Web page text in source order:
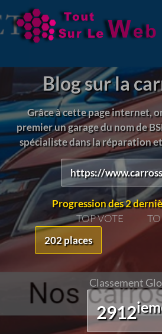
Blog sur la
Grâce à cette page internet,
premier un garage du nom de
spécialiste dans la réparation
https://
Progression des 2
TOP VOTE
202 places
Classement
2912